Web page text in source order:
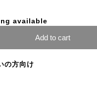
available
Add to cart
の方向け